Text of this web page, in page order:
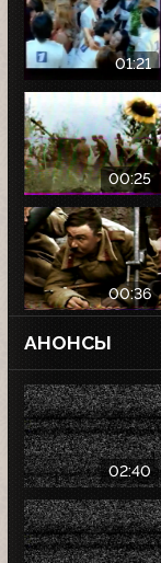
01:21
00:25
00:36
АНОНСЫ
02:40